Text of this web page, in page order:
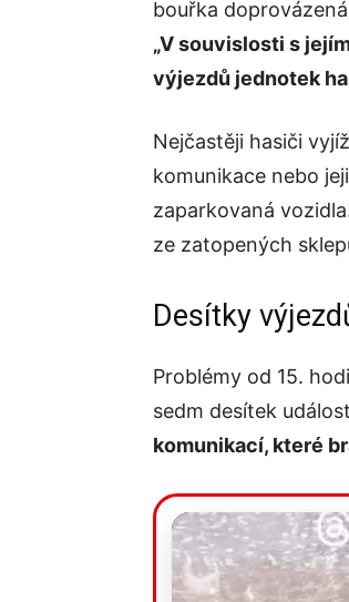
bouřka
„V souvislosti s
výjezdů jednotek
Nejčastěji hasiči
komunikace nebo
zaparkovaná
ze zatopených
Desítky
Problémy od 15.
sedm desítek
komunikací, které